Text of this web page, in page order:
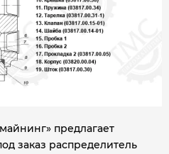
предлагает
заказ распределитель